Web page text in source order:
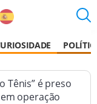
Tênis” é preso
operação